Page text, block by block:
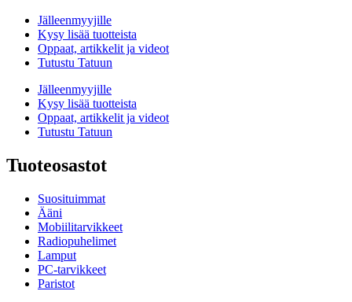
Jälleenmyyjille
Kysy lisää tuotteista
Oppaat, artikkelit ja videot
Tutustu Tatuun
Jälleenmyyjille
Kysy lisää tuotteista
Oppaat, artikkelit ja videot
Tutustu Tatuun
Tuoteosastot
Suosituimmat
Ääni
Mobiilitarvikkeet
Radiopuhelimet
Lamput
PC-tarvikkeet
Paristot